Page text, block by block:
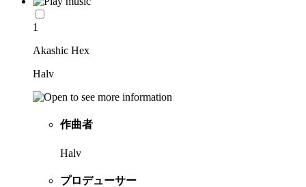
1
Akashic Hex
Halv
作曲者
Halv
プロデューサー